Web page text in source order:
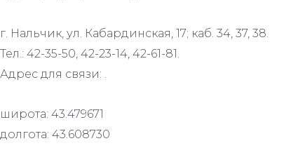
г. Нальчик, ул. Кабардинская, 17; каб. 34, 37, 38.
Тел.: 42-35-50, 42-23-14, 42-61-81.
Адрес для связи: .
широта: 43.479671
долгота: 43.608730